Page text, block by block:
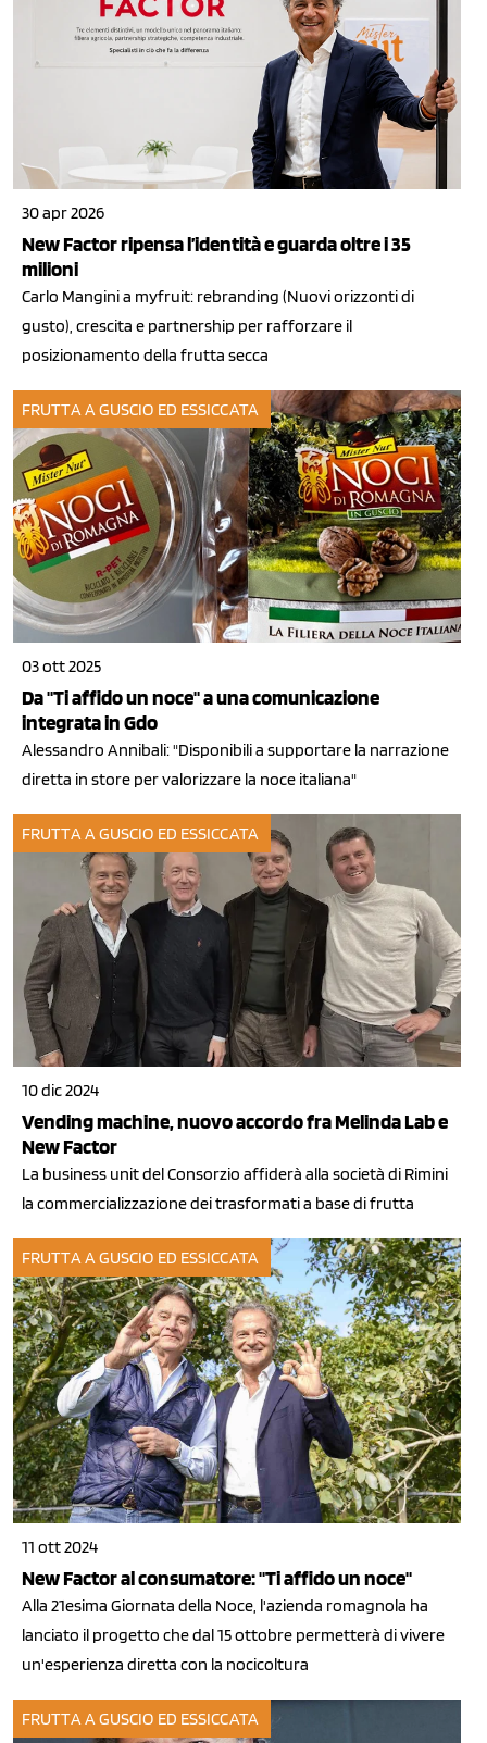
30 apr 2026
New Factor ripensa l’identità e guarda oltre i 35
milioni
Carlo Mangini a myfruit: rebranding (Nuovi orizzonti di
gusto), crescita e partnership per rafforzare il
posizionamento della frutta secca
FRUTTA A GUSCIO ED ESSICCATA
03 ott 2025
Da "Ti affido un noce" a una comunicazione
integrata in Gdo
Alessandro Annibali: "Disponibili a supportare la narrazione
diretta in store per valorizzare la noce italiana"
FRUTTA A GUSCIO ED ESSICCATA
10 dic 2024
Vending machine, nuovo accordo fra Melinda Lab e
New Factor
La business unit del Consorzio affiderà alla società di Rimini
la commercializzazione dei trasformati a base di frutta
FRUTTA A GUSCIO ED ESSICCATA
11 ott 2024
New Factor al consumatore: "Ti affido un noce"
Alla 21esima Giornata della Noce, l'azienda romagnola ha
lanciato il progetto che dal 15 ottobre permetterà di vivere
un'esperienza diretta con la nocicoltura
FRUTTA A GUSCIO ED ESSICCATA